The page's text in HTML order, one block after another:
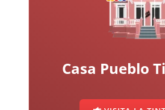
Casa Pueblo